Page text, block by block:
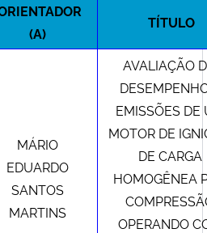
e Comunicações
(A)
TÍTULO
MÁRIO
EDUARDO
SANTOS
MARTINS
AVALIAÇÃO
EMISSÕES DE
MOTOR DE
DE CARGA
HOMOGÊNEA
OPERANDO